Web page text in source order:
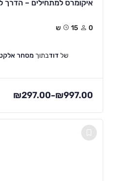
איקומרס למתחילים – הדרך
0 15ש
שלדודבתוך מסחר
₪297.00–₪997.00